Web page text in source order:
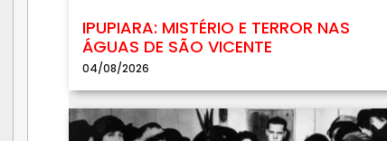
IPUPIARA: MISTÉRIO E TERROR NAS
ÁGUAS DE SÃO VICENTE
04/08/2026